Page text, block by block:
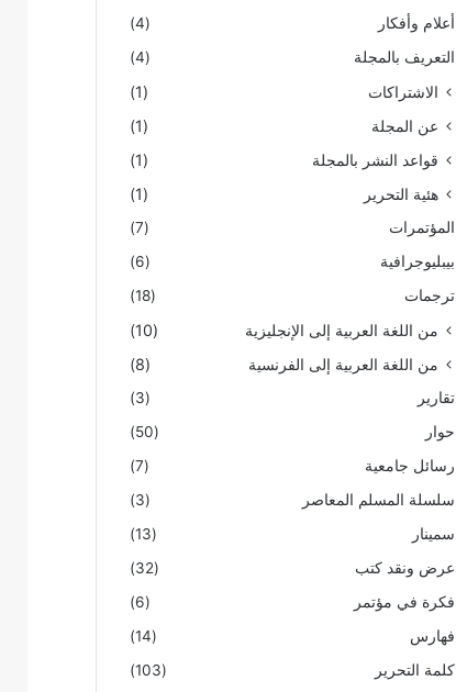
أعلام وأفكار
(4)
التعريف بالمجلة
(4)
الاشتراكات
(1)
عن المجلة
(1)
قواعد النشر بالمجلة
(1)
هئية التحرير
(1)
المؤتمرات
(7)
بيبليوجرافية
(6)
ترجمات
(18)
من اللغة العربية إلى الإنجليزية
(10)
من اللغة العربية إلى الفرنسية
(8)
تقارير
(3)
حوار
(50)
رسائل جامعية
(7)
سلسلة المسلم المعاصر
(3)
سمينار
(13)
عرض ونقد كتب
(32)
فكرة في مؤتمر
(6)
فهارس
(14)
كلمة التحرير
(103)